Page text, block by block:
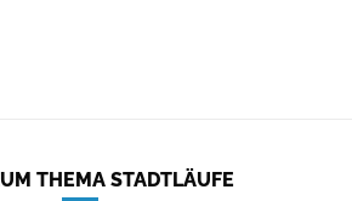
THEMA STADTLÄUFE